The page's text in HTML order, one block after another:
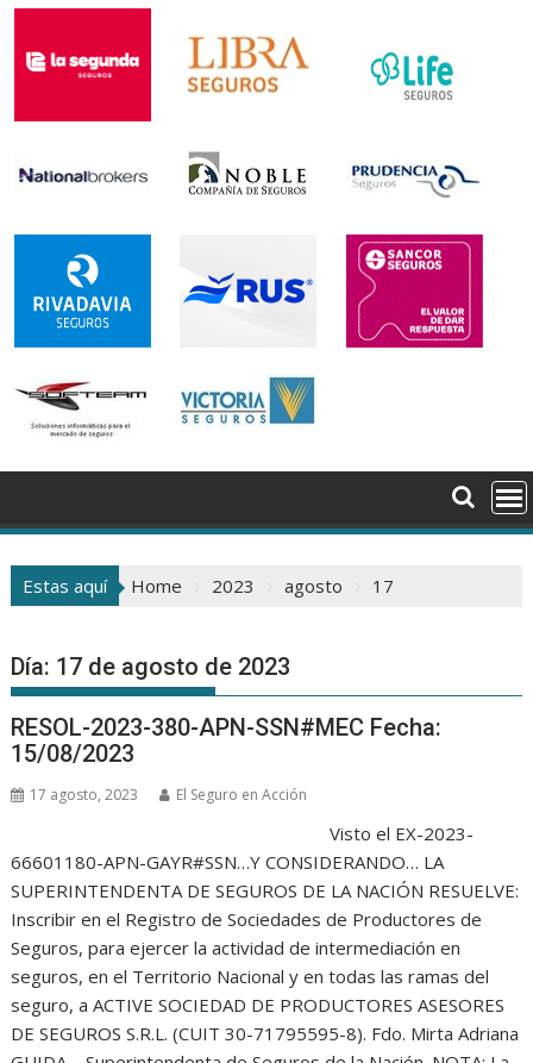
Estas aquí Home 2023 agosto 17
Día: 17 de agosto de 2023
RESOL-2023-380-APN-SSN#MEC Fecha:
15/08/2023
17 agosto, 2023 El Seguro en Acción
Visto el EX-2023-
66601180-APN-GAYR#SSN…Y CONSIDERANDO… LA
SUPERINTENDENTA DE SEGUROS DE LA NACIÓN RESUELVE:
Inscribir en el Registro de Sociedades de Productores de
Seguros, para ejercer la actividad de intermediación en
seguros, en el Territorio Nacional y en todas las ramas del
seguro, a ACTIVE SOCIEDAD DE PRODUCTORES ASESORES
DE SEGUROS S.R.L. (CUIT 30-71795595-8). Fdo. Mirta Adriana